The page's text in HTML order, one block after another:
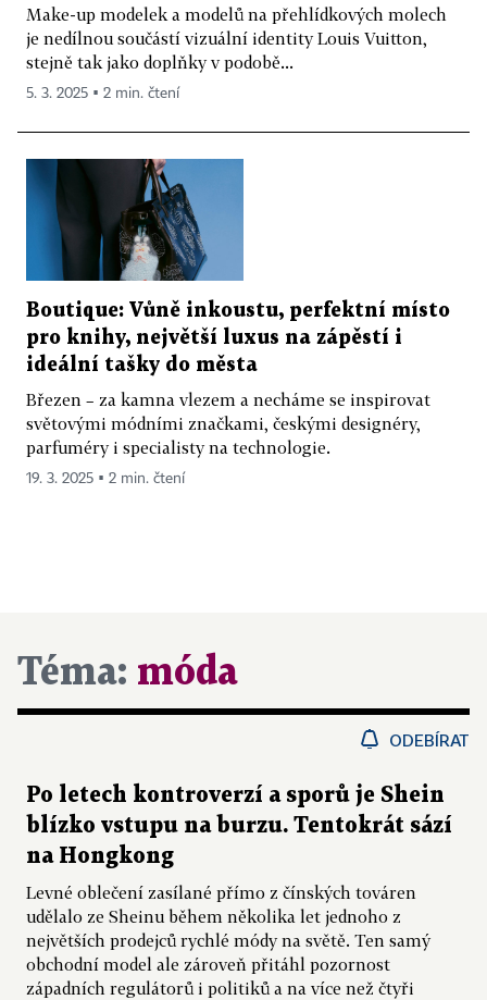
Make-up modelek a modelů na přehlídkových molech
je nedílnou součástí vizuální identity Louis Vuitton,
stejně tak jako doplňky v podobě...
5. 3. 2025 ▪ 2 min. čtení
Boutique: Vůně inkoustu, perfektní místo
pro knihy, největší luxus na zápěstí i
ideální tašky do města
Březen – za kamna vlezem a necháme se inspirovat
světovými módními značkami, českými designéry,
parfuméry i specialisty na technologie.
19. 3. 2025 ▪ 2 min. čtení
Téma: móda
ODEBÍRAT
Po letech kontroverzí a sporů je Shein
blízko vstupu na burzu. Tentokrát sází
na Hongkong
Levné oblečení zasílané přímo z čínských továren
udělalo ze Sheinu během několika let jednoho z
největších prodejců rychlé módy na světě. Ten samý
obchodní model ale zároveň přitáhl pozornost
západních regulátorů i politiků a na více než čtyři